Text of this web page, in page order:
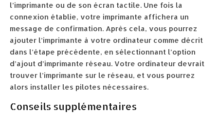
l’imprimante ou de son écran tactile. Une fois la
connexion établie, votre imprimante affichera un
message de confirmation. Après cela, vous pourrez
ajouter l’imprimante à votre ordinateur comme décrit
dans l’étape précédente, en sélectionnant l’option
d’ajout d’imprimante réseau. Votre ordinateur devrait
trouver l’imprimante sur le réseau, et vous pourrez
alors installer les pilotes nécessaires.
Conseils supplémentaires